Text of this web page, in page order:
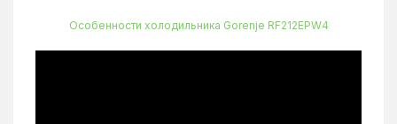
28 кг
Особенности холодильника Gorenje RF212EPW4